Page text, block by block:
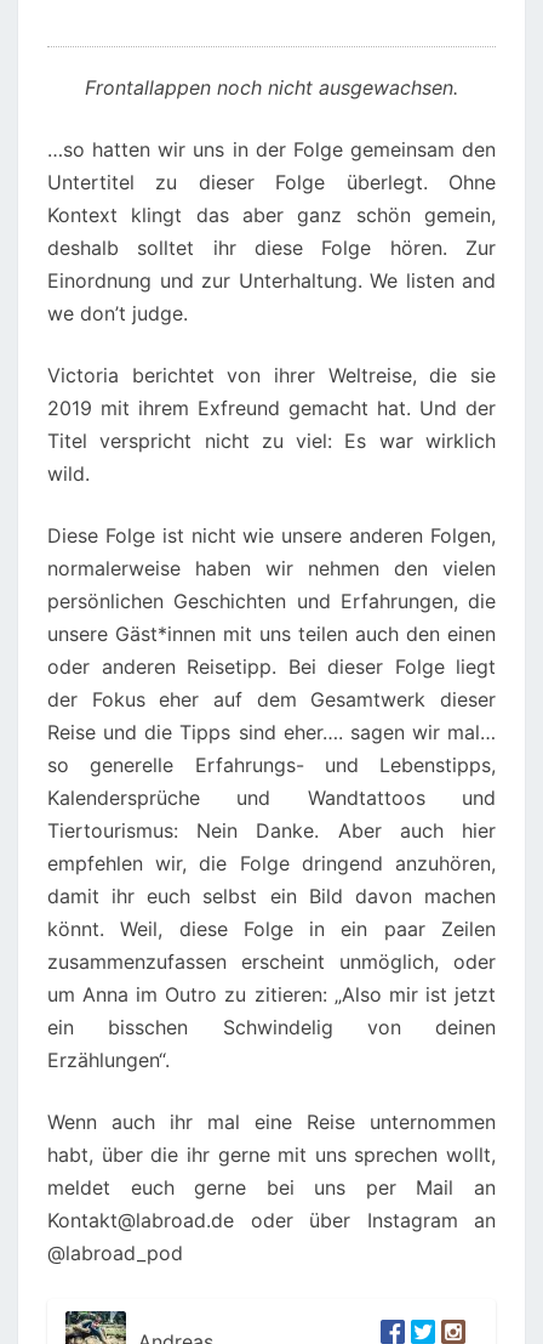
Frontallappen noch nicht ausgewachsen.
…so hatten wir uns in der Folge gemeinsam den
Untertitel zu dieser Folge überlegt. Ohne
Kontext klingt das aber ganz schön gemein,
deshalb solltet ihr diese Folge hören. Zur
Einordnung und zur Unterhaltung. We listen and
we don’t judge.
Victoria berichtet von ihrer Weltreise, die sie
2019 mit ihrem Exfreund gemacht hat. Und der
Titel verspricht nicht zu viel: Es war wirklich
wild.
Diese Folge ist nicht wie unsere anderen Folgen,
normalerweise haben wir nehmen den vielen
persönlichen Geschichten und Erfahrungen, die
unsere Gäst*innen mit uns teilen auch den einen
oder anderen Reisetipp. Bei dieser Folge liegt
der Fokus eher auf dem Gesamtwerk dieser
Reise und die Tipps sind eher…. sagen wir mal…
so generelle Erfahrungs- und Lebenstipps,
Kalendersprüche und Wandtattoos und
Tiertourismus: Nein Danke. Aber auch hier
empfehlen wir, die Folge dringend anzuhören,
damit ihr euch selbst ein Bild davon machen
könnt. Weil, diese Folge in ein paar Zeilen
zusammenzufassen erscheint unmöglich, oder
um Anna im Outro zu zitieren: „Also mir ist jetzt
ein bisschen Schwindelig von deinen
Erzählungen“.
Wenn auch ihr mal eine Reise unternommen
habt, über die ihr gerne mit uns sprechen wollt,
meldet euch gerne bei uns per Mail an
Kontakt@labroad.de oder über Instagram an
@labroad_pod